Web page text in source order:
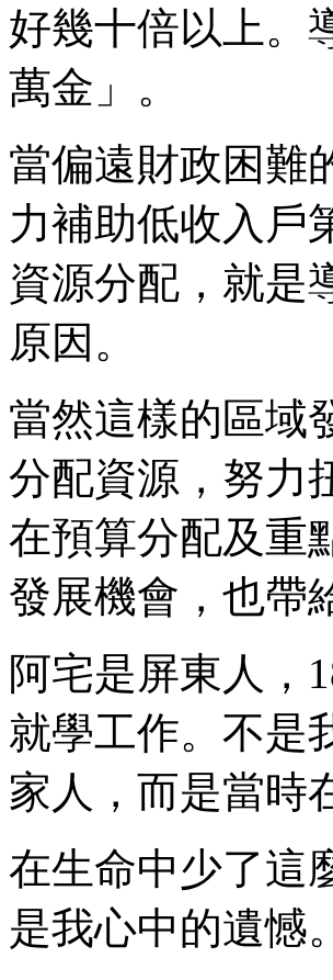
好幾十倍以上。
萬金」。
當偏遠財政困難
力補助低收入戶
資源分配，就是
原因。
當然這樣的區域
分配資源，努力
在預算分配及重
發展機會，也帶
阿宅是屏東人，
就學工作。不是
家人，而是當時
在生命中少了這
是我心中的遺憾。